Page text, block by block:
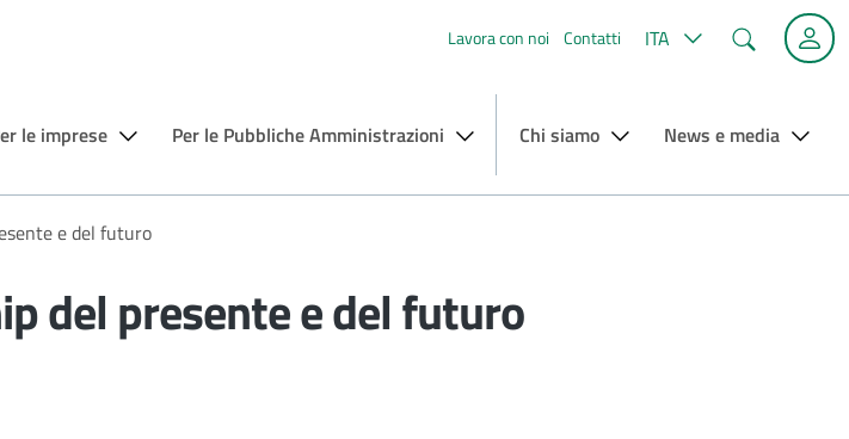
Lavora con noi Contatti ITA Cerca
le imprese Per le Pubbliche Amministrazioni Chi siamo News e media
e del futuro
del presente e del futuro